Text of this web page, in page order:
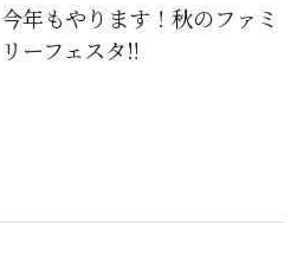
今年もやります！秋のファミ
リーフェスタ‼